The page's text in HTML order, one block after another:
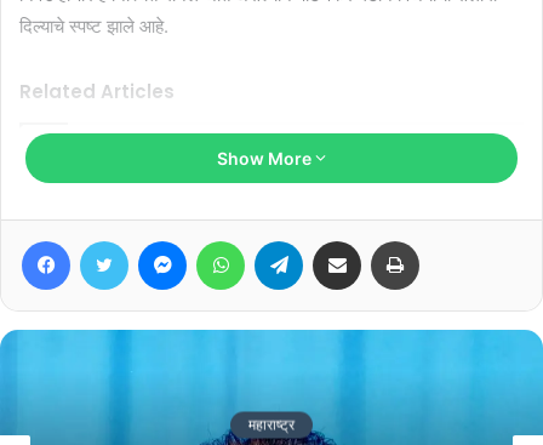
दिल्याचे स्पष्ट झाले आहे.
Related Articles
“महाराज, आता तिकीट द्या, नाहीतर गळफास
परळी आरोग्य केंद्र बनले असुविधाचे केंद्र…?
May 5, 2025
Show More
FacebookTwitter MessengerWhatsAppTelegram Share via Email
महाराष्ट्र